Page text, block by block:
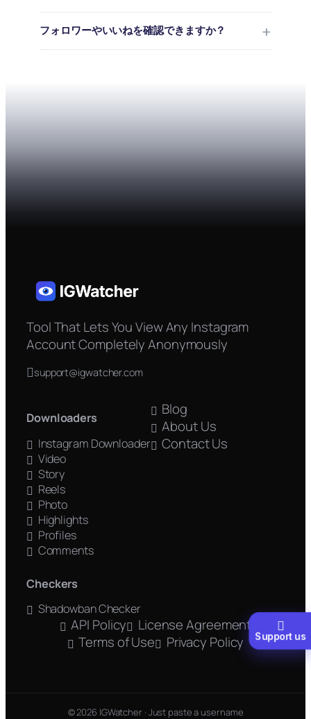
フォロワーやいいねを確認できますか？
Tool That Lets You View Any Instagram
Account Completely Anonymously
support@igwatcher.com
Downloaders
Instagram Downloader
Video
Story
Reels
Photo
Highlights
Profiles
Comments
Checkers
Shadowban Checker
Blog
About Us
Contact Us
API Policy
License Agreement
Terms of Use
Privacy Policy Support us